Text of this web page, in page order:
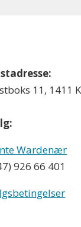
11, 1411
Wardenær
926 66 401